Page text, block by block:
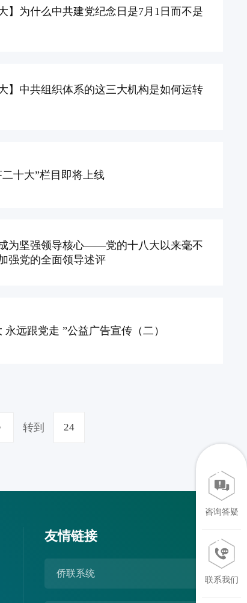
】为什么中共建党纪念日是7月1日而不是
】中共组织体系的这三大机构是如何运转
十大”栏目即将上线
为坚强领导核心——党的十八大以来毫不
强党的全面领导述评
永远跟党走 ”公益广告宣传（二）
转到
友情链接
侨联系统
咨询答疑
联系我们